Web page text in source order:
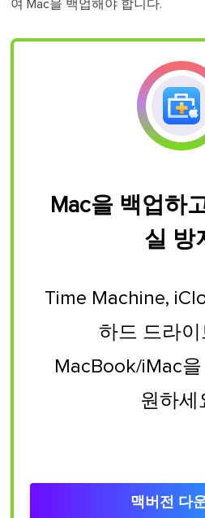
여 Mac을 백업해야 합니다.
Mac을 백업하
실 방
Time Machine,
하드 드라이
MacBook/iMac
원하세
맥버전 다